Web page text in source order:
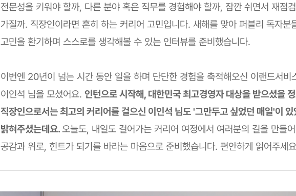
전문성을 키워야 할까, 다른 분야 혹은 직무를 경험해야 할까, 잠깐 쉬면서 재점
가질까. 직장인이라면 흔히 하는 커리어 고민입니다. 새해를 맞아 퍼블리 독자분
고민을 환기하며 스스로를 생각해볼 수 있는 인터뷰를 준비했습니다.
이번엔 20년이 넘는 시간 동안 일을 하며 단단한 경험을 축적해오신 이랜드서비
이인석 님을 모셨어요. 인턴으로 시작해, 대한민국 최고경영자 대상을 받으셨을
직장인으로서는 최고의 커리어를 걸으신 이인석 님도 '그만두고 싶었던 매일'이 있
밝혀주셨는데요.오늘도, 내일도 걸어가는 커리어 여정에서 여러분의 길을 만들어
공감과 위로, 힌트가 되기를 바라는 마음으로 준비했습니다. 편안하게 읽어주세